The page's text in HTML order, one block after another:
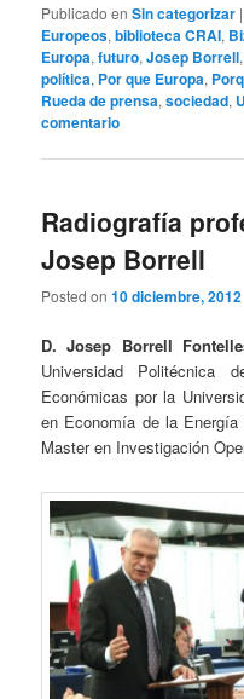
Publicado en Sin categorizar |
Europeos,biblioteca CRAI,
Europa,futuro,Josep Borrell
política, Por que Europa,
Rueda de prensa,sociedad,
comentario
Radiografía
Josep Borrell
Posted on10 diciembre, 2012
D. Josep Borrell
Universidad Politécnica
Económicas por la
en Economía de la
Master en Investigación